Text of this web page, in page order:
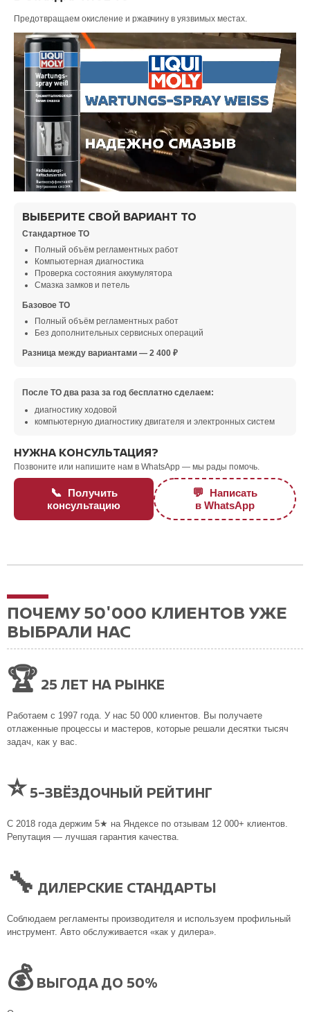
Предотвращаем окисление и ржавчину в уязвимых местах.
ВЫБЕРИТЕ СВОЙ ВАРИАНТ ТО
Стандартное ТО
Полный объём регламентных работ
Компьютерная диагностика
Проверка состояния аккумулятора
Смазка замков и петель
Базовое ТО
Полный объём регламентных работ
Без дополнительных сервисных операций
Разница между вариантами — 2 400 ₽
После ТО два раза за год бесплатно сделаем:
диагностику ходовой
компьютерную диагностику двигателя и электронных систем
НУЖНА КОНСУЛЬТАЦИЯ?
Позвоните или напишите нам в WhatsApp — мы рады помочь.
📞 Получить
консультацию
💬 Написать
в WhatsApp
ПОЧЕМУ 50'000 КЛИЕНТОВ УЖЕ
ВЫБРАЛИ НАС
🏆 25 ЛЕТ НА РЫНКЕ
Работаем с 1997 года. У нас 50 000 клиентов. Вы получаете
отлаженные процессы и мастеров, которые решали десятки тысяч
задач, как у вас.
⭐ 5-ЗВЁЗДОЧНЫЙ РЕЙТИНГ
С 2018 года держим 5★ на Яндексе по отзывам 12 000+ клиентов.
Репутация — лучшая гарантия качества.
🔧 ДИЛЕРСКИЕ СТАНДАРТЫ
Соблюдаем регламенты производителя и используем профильный
инструмент. Авто обслуживается «как у дилера».
💰 ВЫГОДА ДО 50%